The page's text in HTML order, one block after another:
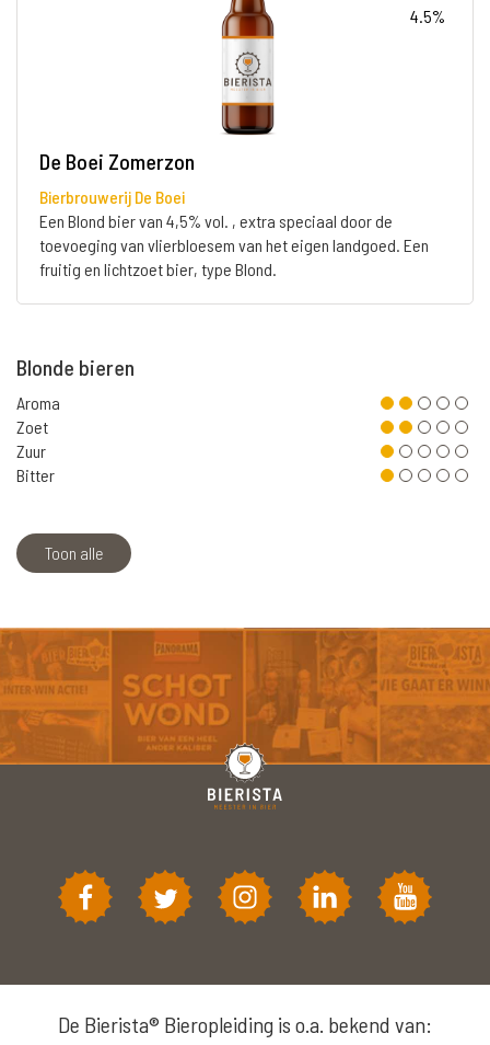
4.5%
De Boei Zomerzon
Bierbrouwerij De Boei
Een Blond bier van 4,5% vol. , extra speciaal door de
toevoeging van vlierbloesem van het eigen landgoed. Een
fruitig en lichtzoet bier, type Blond.
Blonde bieren
Aroma
Zoet
Zuur
Bitter
Toon alle
De Bierista® Bieropleiding is o.a. bekend van: